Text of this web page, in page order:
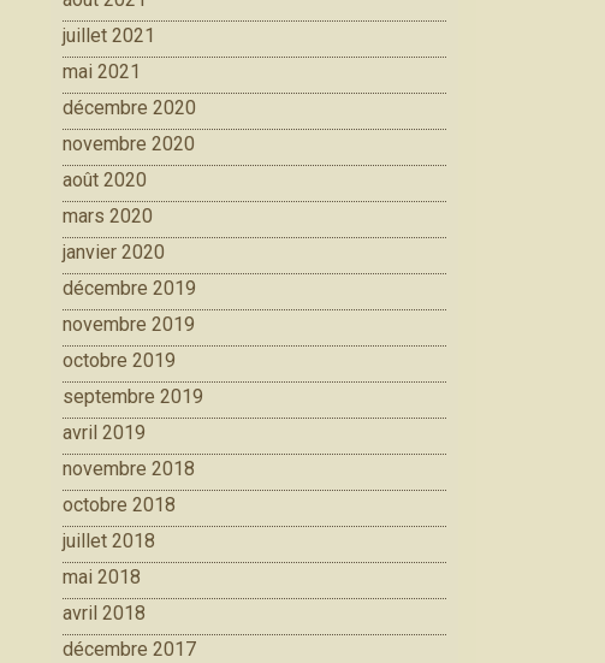
juillet 2021
mai 2021
décembre 2020
novembre 2020
août 2020
mars 2020
janvier 2020
décembre 2019
novembre 2019
octobre 2019
septembre 2019
avril 2019
novembre 2018
octobre 2018
juillet 2018
mai 2018
avril 2018
décembre 2017